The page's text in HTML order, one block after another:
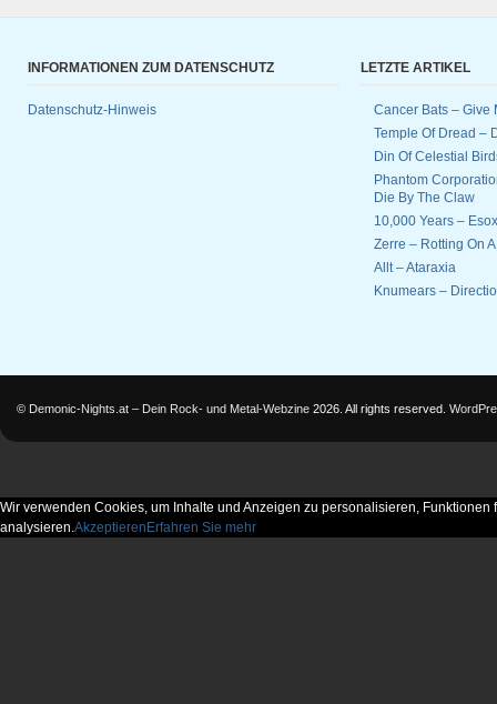
INFORMATIONEN ZUM DATENSCHUTZ
Datenschutz-Hinweis
LETZTE ARTIKEL
Cancer Bats – Give
Temple Of Dread –
Din Of Celestial
Phantom
Die By The Claw
10,000 Years –
Zerre – Rotting On
Allt – Ataraxia
Knumears –
© Demonic-Nights.at – Dein Rock- und Metal-Webzine 2026. All rights reserved.
Wir verwenden Cookies, um Inhalte und Anzeigen zu personalisieren,
analysieren.Akzeptieren Erfahren Sie mehr